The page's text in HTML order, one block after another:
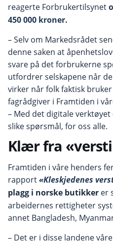
reagerte Forbrukertilsynet
450 000 kroner.
– Selv om Markedsrådet
denne saken at
svare på det forbrukerne
utfordrer selskapene når
virker når folk faktisk
fagrådgiver i Framtiden i
– Med det digitale
slike spørsmål, for oss alle.
Klær fra
Framtiden i våre henders
rapport«Kleskjedenes
plagg i norske butikker er
arbeidernes rettigheter
annet Bangladesh,
– Det er i disse landene